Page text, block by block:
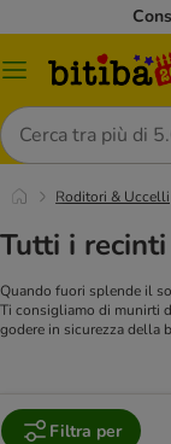
Overview
Cerca
Roditori & Uccelli
Tutti i
Quando fuori splende il
Ti consigliamo di munirti
godere in sicurezza della
Filtra per